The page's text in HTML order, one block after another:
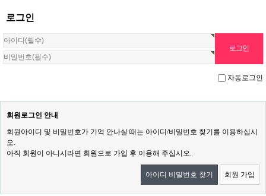
로그인
자동로그인
회원로그인 안내
회원아이디 및 비밀번호가 기억 안나실 때는 아이디/비밀번호 찾기를 이용하십시
오.
아직 회원이 아니시라면 회원으로 가입 후 이용해 주십시오.
아이디 비밀번호 찾기 회원 가입